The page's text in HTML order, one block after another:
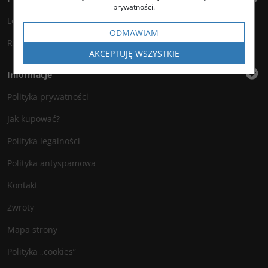
Logowanie
Rejestracja
Informacje
Polityka prywatności
Jak kupować?
Polityka legalności
Polityka antyspamowa
Kontakt
Zwroty
Mapa strony
Polityka „cookies”
prywatności.
ODMAWIAM
AKCEPTUJĘ WSZYSTKIE